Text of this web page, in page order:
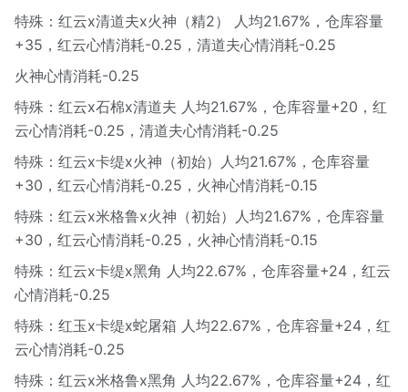
特殊：红云x清道夫x火神（精2） 人均21.67%，仓库容量
+35，红云心情消耗-0.25，清道夫心情消耗-0.25
火神心情消耗-0.25
特殊：红云x石棉x清道夫 人均21.67%，仓库容量+20，红
云心情消耗-0.25，清道夫心情消耗-0.25
特殊：红云x卡缇x火神（初始）人均21.67%，仓库容量
+30，红云心情消耗-0.25，火神心情消耗-0.15
特殊：红云x米格鲁x火神（初始）人均21.67%，仓库容量
+30，红云心情消耗-0.25，火神心情消耗-0.15
特殊：红云x卡缇x黑角 人均22.67%，仓库容量+24，红云
心情消耗-0.25
特殊：红玉x卡缇x蛇屠箱 人均22.67%，仓库容量+24，红
云心情消耗-0.25
特殊：红云x米格鲁x黑角 人均22.67%，仓库容量+24，红